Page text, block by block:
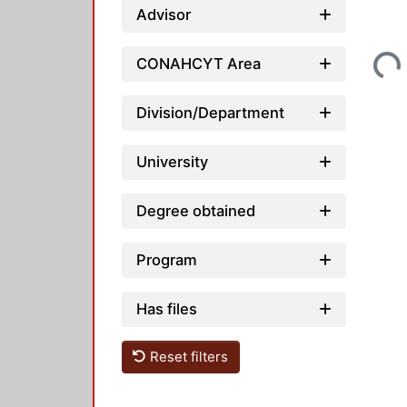
Advisor
CONAHCYT Area
Division/Department
University
Degree obtained
Program
Has files
Reset filters
Loading...